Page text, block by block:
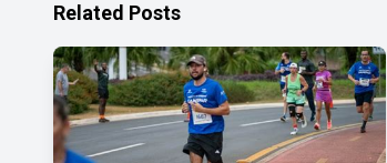
Related Posts